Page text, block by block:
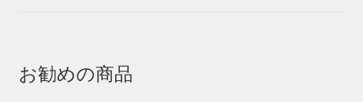
–
¥25,410
お勧めの商品